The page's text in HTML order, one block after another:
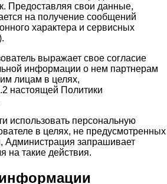
Предоставляя свои данные,
на получение сообщений
характера и сервисных
выражает свое согласие
информации о нем партнерам
лицам в целях,
настоящей Политики
использовать персональную
в целях, не предусмотренных
Администрация запрашивает
на такие действия.